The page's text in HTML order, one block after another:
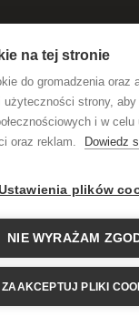
Kurjer niecodzienny
Współpraca B2B
Wódki premium
Alkohole na prezent
na tej stronie
do gromadzenia oraz
strony, aby
i w celu
oraz reklam.
Dowiedz
plików
NIE WYRAŻAM
ZAAKCEPTUJ PLIKI